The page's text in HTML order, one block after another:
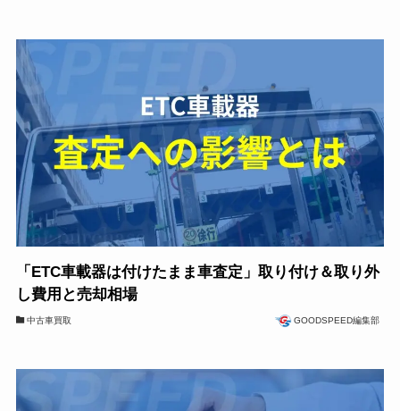
「ETC車載器は付けたまま車査定」取り付け＆取り外
し費用と売却相場
中古車買取 GOODSPEED編集部